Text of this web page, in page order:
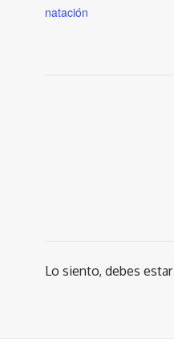
natación
Lo siento, debes estar